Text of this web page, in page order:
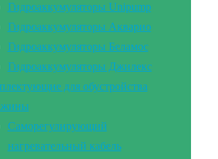
Гидроаккумуляторы Unipump
Гидроаккумуляторы Акварио
Гидроаккумуляторы Беламос
Гидроаккумуляторы Джилекс
для обустройства
Саморегулирующий
нагревательный кабель